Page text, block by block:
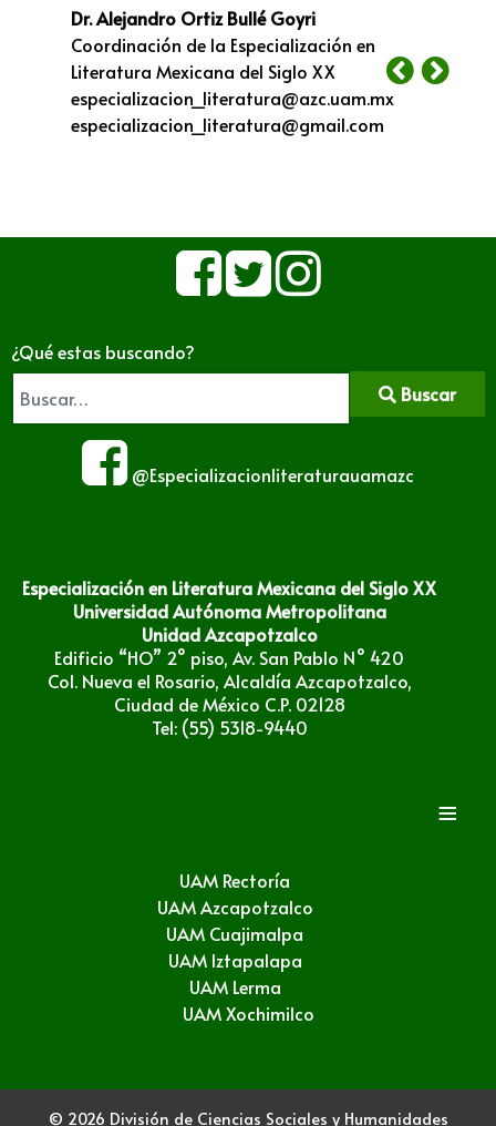
Dr. Alejandro Ortiz Bullé Goyri
Coordinación de la Especialización en
Literatura Mexicana del Siglo XX
especializacion_literatura@azc.uam.mx
especializacion_literatura@gmail.com
¿Qué estas buscando?
Buscar
@Especializacionliteraturauamazc
Especialización en Literatura Mexicana del Siglo XX
Universidad Autónoma Metropolitana
Unidad Azcapotzalco
Edificio “HO” 2° piso, Av. San Pablo N° 420
Col. Nueva el Rosario, Alcaldía Azcapotzalco,
Ciudad de México C.P. 02128
Tel: (55) 5318-9440
≡
UAM Rectoría
UAM Azcapotzalco
UAM Cuajimalpa
UAM Iztapalapa
UAM Lerma
UAM Xochimilco
© 2026 División de Ciencias Sociales y Humanidades